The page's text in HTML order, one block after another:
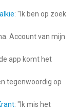
: " Ik ben op zoek
Account van mijn
app komt het
tegenwoordig op
: " Ik mis het